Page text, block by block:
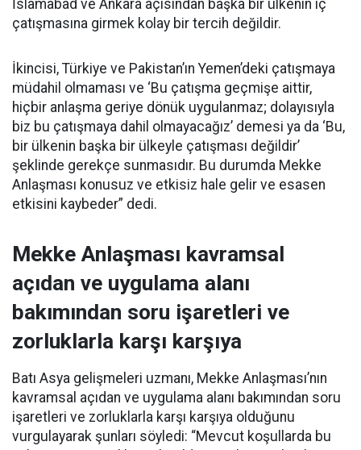
İslamabad ve Ankara açısından başka bir ülkenin iç
çatışmasına girmek kolay bir tercih değildir.
İkincisi, Türkiye ve Pakistan’ın Yemen’deki çatışmaya
müdahil olmaması ve ‘Bu çatışma geçmişe aittir,
hiçbir anlaşma geriye dönük uygulanmaz; dolayısıyla
biz bu çatışmaya dahil olmayacağız’ demesi ya da ‘Bu,
bir ülkenin başka bir ülkeyle çatışması değildir’
şeklinde gerekçe sunmasıdır. Bu durumda Mekke
Anlaşması konusuz ve etkisiz hale gelir ve esasen
etkisini kaybeder” dedi.
Mekke Anlaşması kavramsal
açıdan ve uygulama alanı
bakımından soru işaretleri ve
zorluklarla karşı karşıya
Batı Asya gelişmeleri uzmanı, Mekke Anlaşması’nın
kavramsal açıdan ve uygulama alanı bakımından soru
işaretleri ve zorluklarla karşı karşıya olduğunu
vurgulayarak şunları söyledi: “Mevcut koşullarda bu